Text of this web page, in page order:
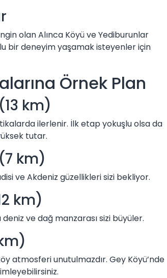
olan Alınca Köyü ve Yediburunlar
bir deneyim yaşamak isteyenler için
Örnek Plan
km)
ilerlenir. İlk etap yokuşlu olsa da
tutar.
km)
ve Akdeniz güzellikleri sizi bekliyor.
km)
ve dağ manzarası sizi büyüler.
atmosferi unutulmazdır. Gey Köyü’nde